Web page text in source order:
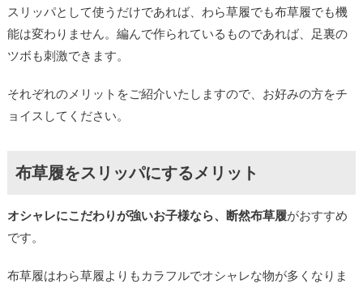
スリッパとして使うだけであれば、わら草履でも布草履でも機
能は変わりません。編んで作られているものであれば、足裏の
ツボも刺激できます。
それぞれのメリットをご紹介いたしますので、お好みの方をチ
ョイスしてください。
布草履をスリッパにするメリット
オシャレにこだわりが強いお子様なら、断然布草履がおすすめ
です。
布草履はわら草履よりもカラフルでオシャレな物が多くなりま